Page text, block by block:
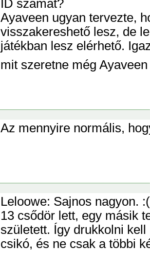
ID számát?
Ayaveen ugyan tervezte,
visszakereshető lesz, de
játékban lesz elérhető.
mit szeretne még
Az mennyire normális,
Leloowe: Sajnos nagyon.
13 csődör lett, egy másik
született. Így drukkolni
csikó, és ne csak a többi